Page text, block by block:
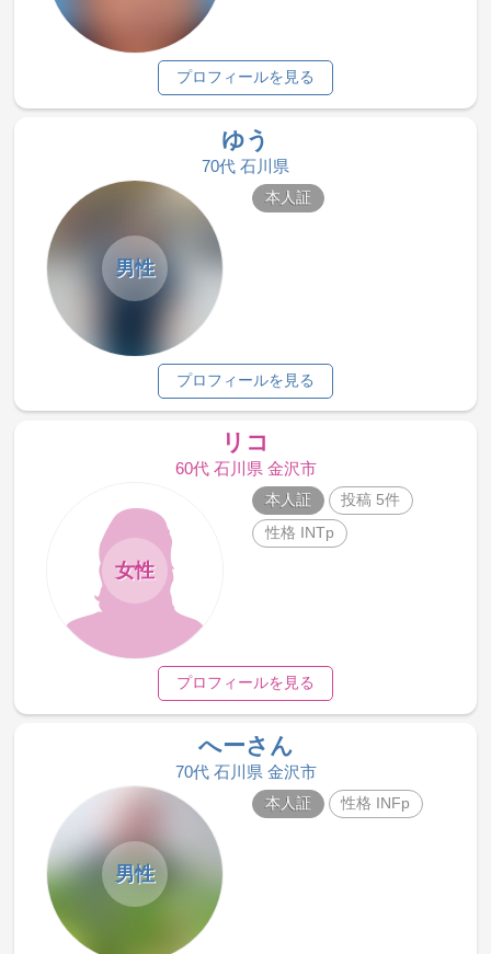
プロフィールを見る
ゆう
70代 石川県
男性
本人証
プロフィールを見る
リコ
60代 石川県 金沢市
女性
本人証
投稿 5件
性格 INTp
プロフィールを見る
へーさん
70代 石川県 金沢市
男性
本人証 性格 INFp